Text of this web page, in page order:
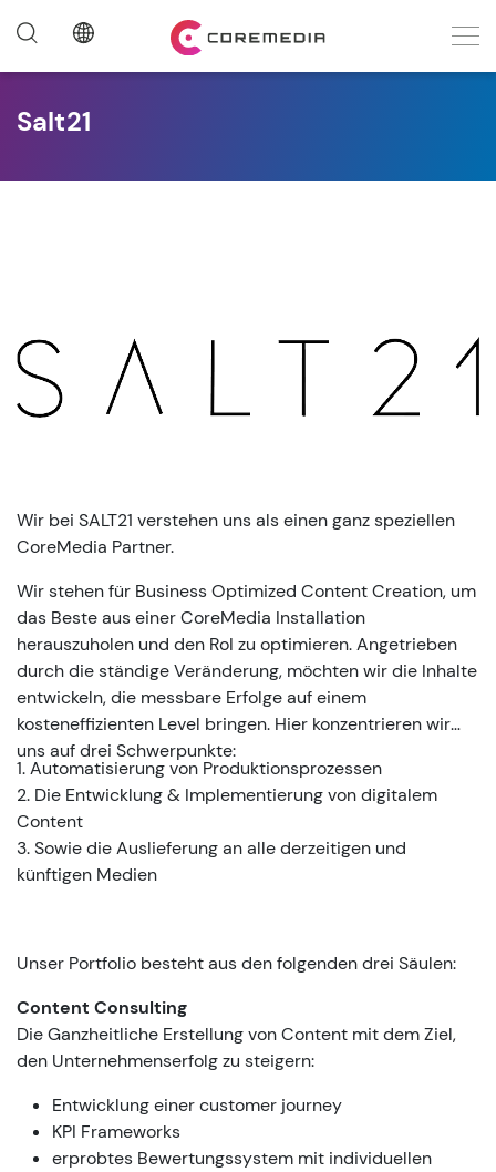
Salt21
Wir bei SALT21 verstehen uns als einen ganz speziellen
CoreMedia Partner.
Wir stehen für Business Optimized Content Creation, um
das Beste aus einer CoreMedia Installation
herauszuholen und den RoI zu optimieren. Angetrieben
durch die ständige Veränderung, möchten wir die Inhalte
entwickeln, die messbare Erfolge auf einem
kosteneffizienten Level bringen. Hier konzentrieren wir
uns auf drei Schwerpunkte:
1. Automatisierung von Produktionsprozessen
2. Die Entwicklung & Implementierung von digitalem
Content
3. Sowie die Auslieferung an alle derzeitigen und
künftigen Medien
Unser Portfolio besteht aus den folgenden drei Säulen:
Content Consulting
Die Ganzheitliche Erstellung von Content mit dem Ziel,
den Unternehmenserfolg zu steigern:
Entwicklung einer customer journey
KPI Frameworks
erprobtes Bewertungssystem mit individuellen